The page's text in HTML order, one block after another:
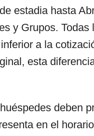
estadia hasta
y Grupos.
a la
esta
deben
en el